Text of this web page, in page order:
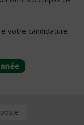
votre candidature